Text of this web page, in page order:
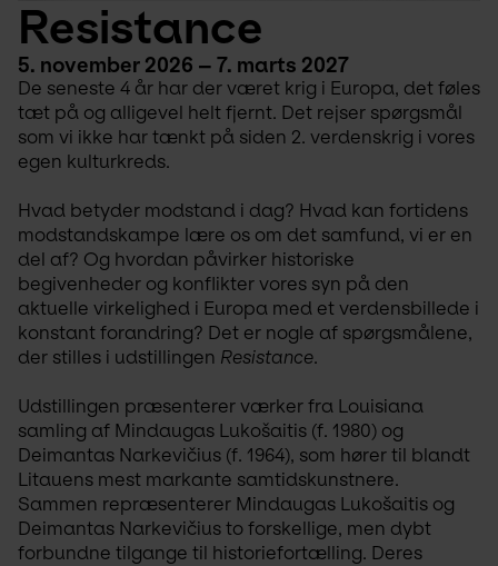
Resistance
5. november 2026 – 7. marts 2027
De seneste 4 år har der været krig i Europa, det føles
tæt på og alligevel helt fjernt. Det rejser spørgsmål
som vi ikke har tænkt på siden 2. verdenskrig i vores
egen kulturkreds.
Hvad betyder modstand i dag? Hvad kan fortidens
modstandskampe lære os om det samfund, vi er en
del af? Og hvordan påvirker historiske
begivenheder og konflikter vores syn på den
aktuelle virkelighed i Europa med et verdensbillede i
konstant forandring? Det er nogle af spørgsmålene,
der stilles i udstillingen Resistance.
Udstillingen præsenterer værker fra Louisiana
samling af Mindaugas Lukošaitis (f. 1980) og
Deimantas Narkevičius (f. 1964), som hører til blandt
Litauens mest markante samtidskunstnere.
Sammen repræsenterer Mindaugas Lukošaitis og
Deimantas Narkevičius to forskellige, men dybt
forbundne tilgange til historiefortælling. Deres